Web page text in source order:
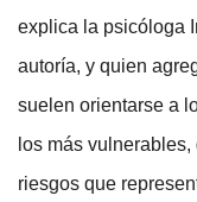
explica la psicóloga
autoría, y quien
suelen orientarse a
los más
riesgos que